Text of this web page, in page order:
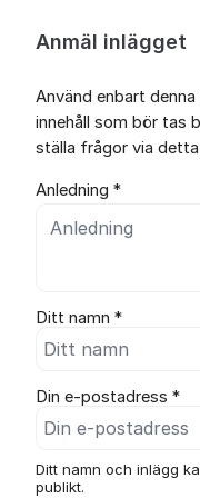
Anmäl inlägget
Använd enbart
innehåll som bör tas
ställa frågor via
Anledning *
Ditt namn *
Din e-postadress *
Ditt namn och inlägg
publikt.